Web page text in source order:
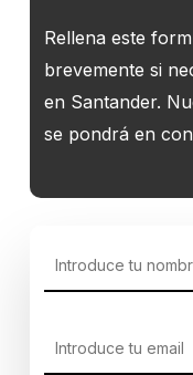
Rellena este
brevemente si
en Santander.
se pondrá en